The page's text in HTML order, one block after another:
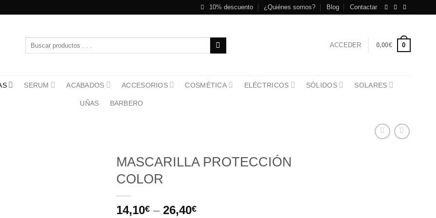
10% descuento ¿Quiénes somos? Blog Contactar
ACCEDER 0,00€ 0
SERUM ACABADOS ACCESORIOS COSMÉTICA ELÉCTRICOS SÓLIDOS SOLARES
UÑAS BARBERO
MASCARILLA PROTECCIÓN
COLOR
14,10€ – 26,40€